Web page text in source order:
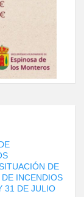
DE
INCENDIOS
31 DE JULIO